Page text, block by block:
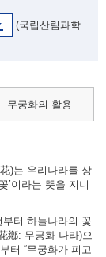
(국립산림과학
무궁화의 활용
)는 우리나라를 상
’이라는 뜻을 지니
터 하늘나라의 꽃
鄕: 무궁화 나라)으
터 “무궁화가 피고